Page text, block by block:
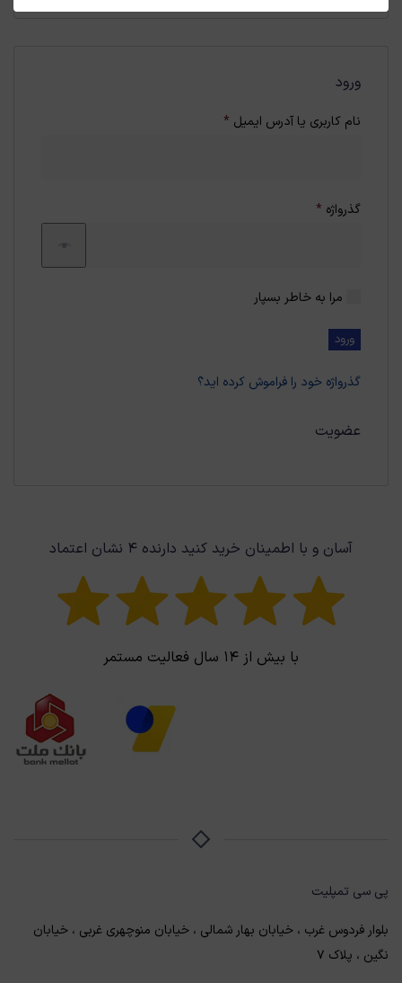
ورود
نام کاربری یا آدرس ایمیل *الزامی
گذرواژه *الزامی
مرا به خاطر بسپار
ورود
گذرواژه خود را فراموش کرده اید؟
عضویت
آسان و با اطمینان خرید کنید دارنده ۴ نشان اعتماد
با بیش از ۱۴ سال فعالیت مستمر
پی سی تمپلیت
بلوار فردوس غرب ، خیابان بهار شمالی ، خیابان منوچهری غربی ، خیابان
نگین ، پلاک 7